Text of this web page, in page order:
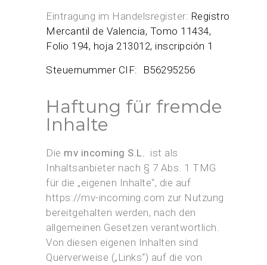
Eintragung im Handelsregister: Registro
Mercantil de Valencia, Tomo 11434,
Folio 194, hoja 213012, inscripción 1
Steuernummer CIF: B56295256
Haftung für fremde
Inhalte
Die mv incoming S.L.
ist als
Inhaltsanbieter nach § 7 Abs. 1 TMG
für die „eigenen Inhalte“, die auf
https://mv-incoming.com zur Nutzung
bereitgehalten werden, nach den
allgemeinen Gesetzen verantwortlich.
Von diesen eigenen Inhalten sind
Querverweise („Links“) auf die von